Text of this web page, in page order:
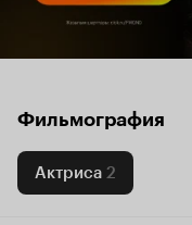
Фильмография
Актриса 2